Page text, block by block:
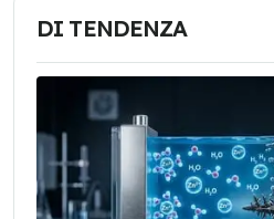
DI TENDENZA